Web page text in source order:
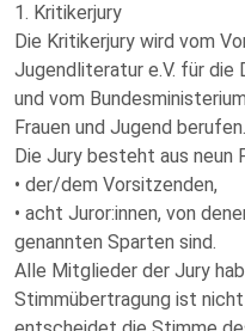
1. Kritikerjury
Die Kritikerjury wird vom
Jugendliteratur e.V. für die
und vom
Frauen und Jugend berufen.
Die Jury besteht aus neun
• der/dem Vorsitzenden,
• acht Juror:innen, von
genannten Sparten sind.
Alle Mitglieder der Jury
Stimmübertragung ist